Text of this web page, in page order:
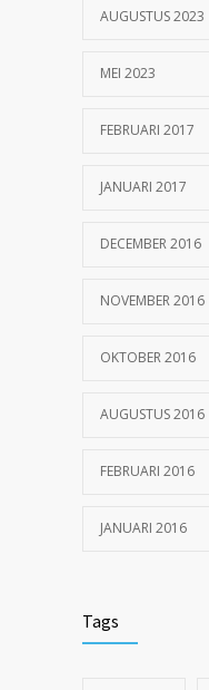
AUGUSTUS 2023
MEI 2023
FEBRUARI 2017
JANUARI 2017
DECEMBER 2016
NOVEMBER 2016
OKTOBER 2016
AUGUSTUS 2016
FEBRUARI 2016
JANUARI 2016
Tags